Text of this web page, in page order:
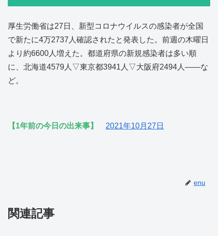
厚生労働省は27日、新型コロナウイルスの感染者が全国
で新たに4万2737人確認されたと発表した。前週の木曜日
より約6600人増えた。都道府県の新規感染者は多い順
に、北海道4579人▽東京都3941人▽大阪府2494人――な
ど。
【1年前の今日の出来事】 2021年10月27日
enu
関連記事